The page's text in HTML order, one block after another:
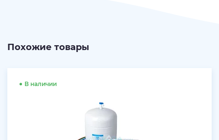
Похожие товары
В наличии